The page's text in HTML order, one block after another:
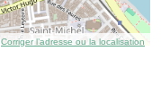
Corriger l’adresse ou la localisation